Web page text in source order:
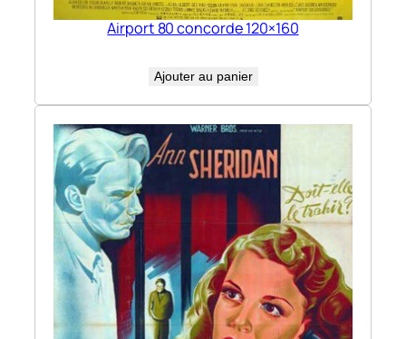
Airport 80 concorde 120×160
Ajouter au panier